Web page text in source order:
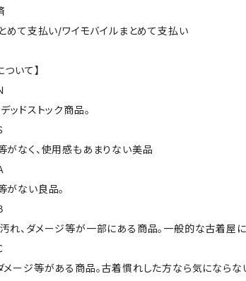
とめて支払い/ワイモバイルまとめて支払い
ついて】
ッドストック商品。
がなく、使用感もあまりない美品
がない良品。
れ、ダメージ等が一部にある商品。一般的な古着屋
メージ等がある商品。古着慣れした方なら気にならな